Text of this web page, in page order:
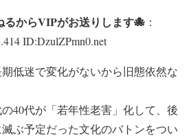
るからVIPがお送りします🐙 ：
ID:DzulZPmn0.net
低迷で変化がないから旧態依然な
40代が「若年性老害」化して、後
ぶ予定だった文化のバトンをつい